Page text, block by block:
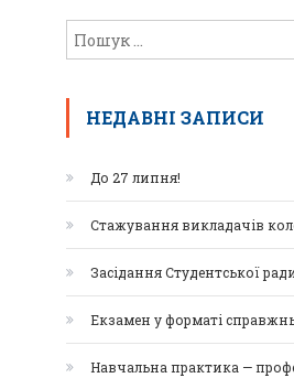
НЕДАВНІ ЗАПИСИ
До 27 липня!
Стажування викладачів
Засідання Студентської
Екзамен у форматі
Навчальна практика —